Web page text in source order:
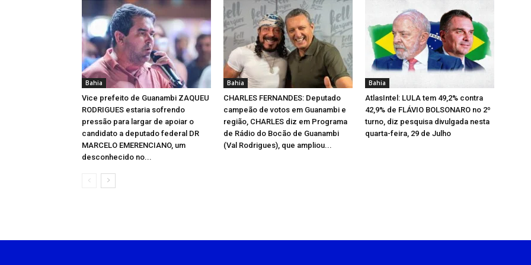
Bahia
Vice prefeito de Guanambi ZAQUEU
RODRIGUES estaria sofrendo
pressão para largar de apoiar o
candidato a deputado federal DR
MARCELO EMERENCIANO, um
desconhecido no...
Bahia
CHARLES FERNANDES: Deputado
campeão de votos em Guanambi e
região, CHARLES diz em Programa
de Rádio do Bocão de Guanambi
(Val Rodrigues), que ampliou...
Bahia
AtlasIntel: LULA tem 49,2% contra
42,9% de FLÁVIO BOLSONARO no 2º
turno, diz pesquisa divulgada nesta
quarta-feira, 29 de Julho